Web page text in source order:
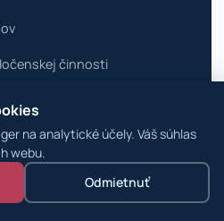
na analytické účely. Váš súhlas
webu.
Odmietnuť
činnosti
· WordPress špecialisti